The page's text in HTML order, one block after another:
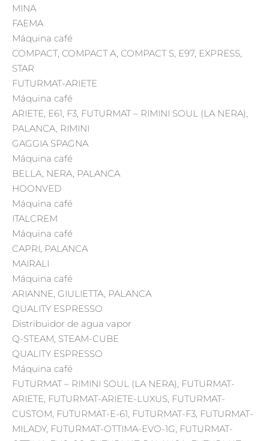
MINA
FAEMA
Máquina café
COMPACT, COMPACT A, COMPACT S, E97, EXPRESS,
STAR
FUTURMAT-ARIETE
Máquina café
ARIETE, E61, F3, FUTURMAT – RIMINI SOUL (LA NERA),
PALANCA, RIMINI
GAGGIA SPAGNA
Máquina café
BELLA, NERA, PALANCA
HOONVED
Máquina café
ITALCREM
Máquina café
CAPRI, PALANCA
MAIRALI
Máquina café
ARIANNE, GIULIETTA, PALANCA
QUALITY ESPRESSO
Distribuidor de agua vapor
Q-STEAM, STEAM-CUBE
QUALITY ESPRESSO
Máquina café
FUTURMAT – RIMINI SOUL (LA NERA), FUTURMAT-
ARIETE, FUTURMAT-ARIETE-LUXUS, FUTURMAT-
CUSTOM, FUTURMAT-E-61, FUTURMAT-F3, FUTURMAT-
MILADY, FUTURMAT-OTTIMA-EVO-1G, FUTURMAT-